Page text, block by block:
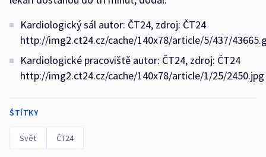
Kardiologický sál autor: ČT24, zdroj: ČT24
http://img2.ct24.cz/cache/140x78/article/5/437/
Kardiologické pracoviště autor: ČT24, zdroj: ČT24
http://img2.ct24.cz/cache/140x78/article/1/25/2450.jpg
ŠTÍTKY
Svět ČT24